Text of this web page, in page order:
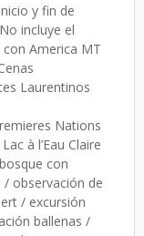
y fin de
incluye el
America MT
Laurentinos
Nations
à l’Eau Claire
con
observación de
/ excursión
ballenas /